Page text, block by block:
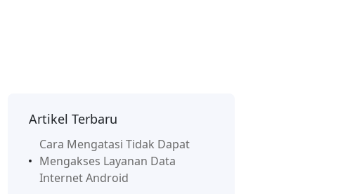
Artikel Terbaru
Cara Mengatasi Tidak Dapat
Mengakses Layanan Data
Internet Android